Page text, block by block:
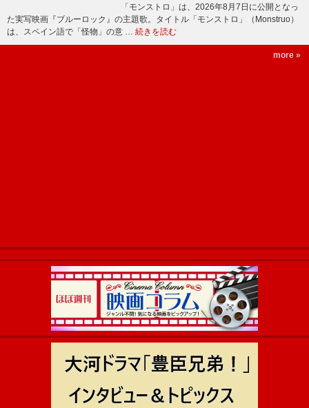
「モンストロ」は、2026年8月7日に公開となっ
た実写映画『ブルーロック』の主題歌。タイトル「モンストロ」（Monstruo）
は、スペイン語で「怪物」の意 … 続きを読む
more »